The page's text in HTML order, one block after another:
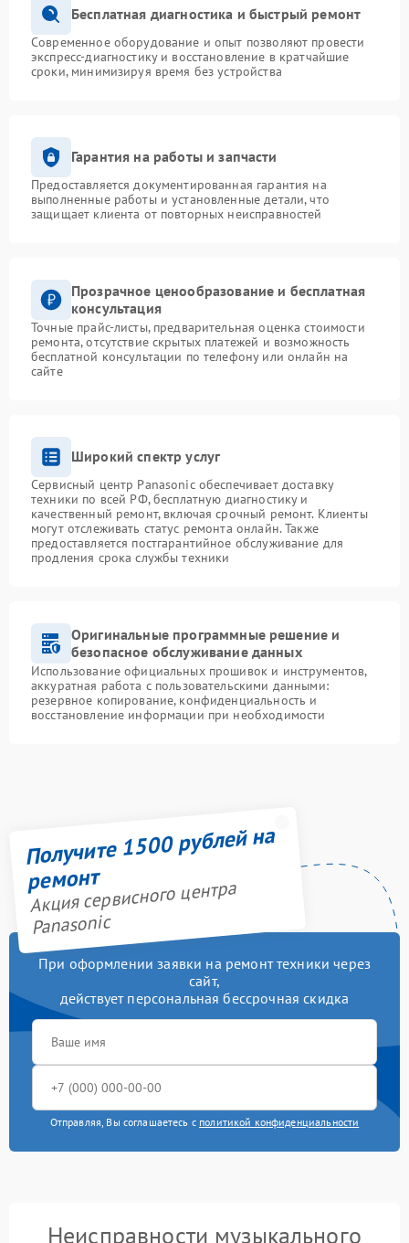
Бесплатная диагностика и быстрый ремонт
Современное оборудование и опыт позволяют провести
экспресс-диагностику и восстановление в кратчайшие
сроки, минимизируя время без устройства
Гарантия на работы и запчасти
Предоставляется документированная гарантия на
выполненные работы и установленные детали, что
защищает клиента от повторных неисправностей
Прозрачное ценообразование и бесплатная
консультация
Точные прайс-листы, предварительная оценка стоимости
ремонта, отсутствие скрытых платежей и возможность
бесплатной консультации по телефону или онлайн на
сайте
Широкий спектр услуг
Сервисный центр Panasonic обеспечивает доставку
техники по всей РФ, бесплатную диагностику и
качественный ремонт, включая срочный ремонт. Клиенты
могут отслеживать статус ремонта онлайн. Также
предоставляется постгарантийное обслуживание для
продления срока службы техники
Оригинальные программные решение и
безопасное обслуживание данных
Использование официальных прошивок и инструментов,
аккуратная работа с пользовательскими данными:
резервное копирование, конфиденциальность и
восстановление информации при необходимости
Получите 1500 рублей на
ремонт
Акция сервисного центра
Panasonic
При оформлении заявки на ремонт техники через
сайт,
действует персональная бессрочная скидка
Отправляя, Вы соглашаетесь с политикой конфиденциальности
Неисправности музыкального